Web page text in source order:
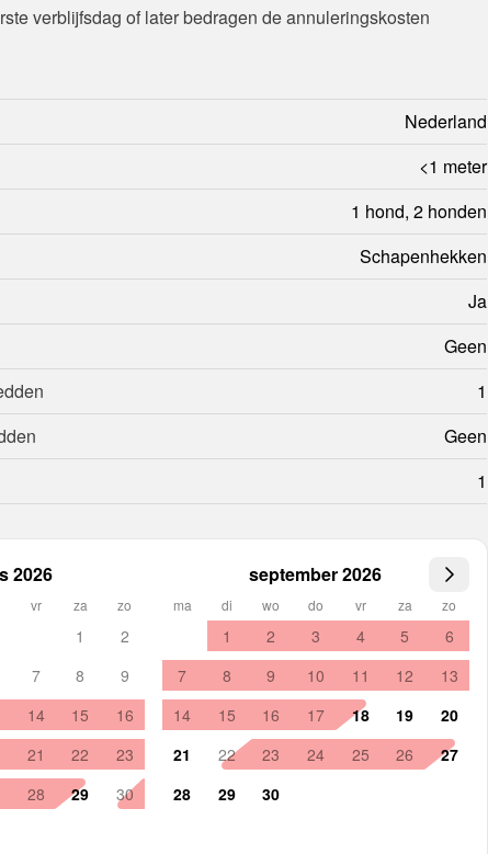
verblijfsdag of later bedragen de annuleringskosten
Nederland
<1 meter
1 hond, 2 honden
Schapenhekken
Ja
Geen
1
Geen
1
2026
vr za zo
1
2
7 8
9
14 15
16
21 22
23
28 29
30
september 2026
ma di wo do vr za zo
1 2 3 4 5
6
7
8 9 10 11 12
13
14
15 16 17 18 19
20
21
22 23 24 25 26
27
28
29 30